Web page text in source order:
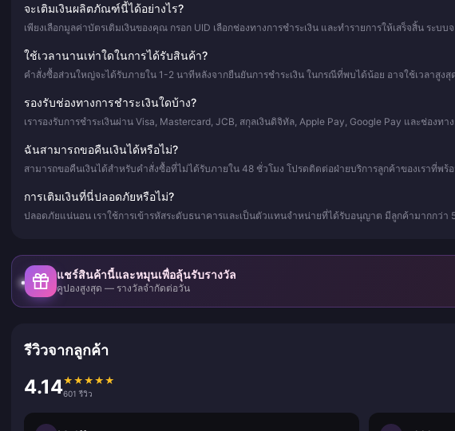
จะเติมเงินผลิตภัณฑ์นี้ได้อย่างไร?
เพียงเลือกมูลค่าบัตรเติมเงินของคุณ กรอก UID เลือกช่องทางการชำระเงิน และทำรายการให้เสร็จสิ้น ระบ
ใช้เวลานานเท่าใดในการได้รับสินค้า?
คำสั่งซื้อส่วนใหญ่จะได้รับภายใน 1-2 นาทีหลังจากยืนยันการชำระเงิน ในกรณีที่พบได้น้อย อาจใช้เวลาสูงสุ
รองรับช่องทางการชำระเงินใดบ้าง?
เรารองรับการชำระเงินผ่าน Visa, Mastercard, JCB, สกุลเงินดิจิทัล, Apple Pay, Google Pay และช่องท
ฉันสามารถขอคืนเงินได้หรือไม่?
สามารถขอคืนเงินได้สำหรับคำสั่งซื้อที่ไม่ได้รับภายใน 48 ชั่วโมง โปรดติดต่อฝ่ายบริการลูกค้าของเราที่พ
การเติมเงินที่นี่ปลอดภัยหรือไม่?
ปลอดภัยแน่นอน เราใช้การเข้ารหัสระดับธนาคารและเป็นตัวแทนจำหน่ายที่ได้รับอนุญาต มีลูกค้ามากกว่า
แชร์สินค้านี้และหมุนเพื่อลุ้นรับรางวัล
คูปองสูงสุด — รางวัลจำกัดต่อวัน
รีวิวจากลูกค้า
4.14★ ★ ★ ★ ★
601 รีวิว